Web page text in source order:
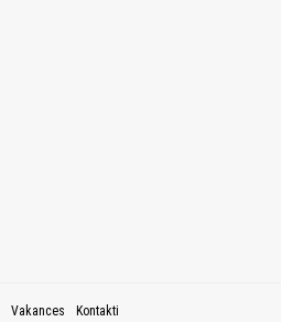
Vakances Kontakti